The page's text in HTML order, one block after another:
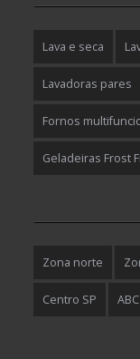
Lava e seca
Lavadoras pares
Fornos
Geladeiras Frost
Zona norte
Centro SP